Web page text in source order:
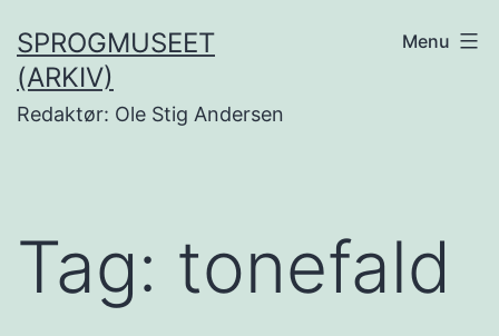
til
indhold
SPROGMUSEET
(ARKIV)
Redaktør: Ole Stig Andersen
Menu
Tag: tonefald